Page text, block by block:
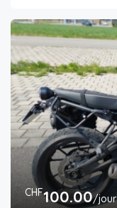
CHF100.00/jour